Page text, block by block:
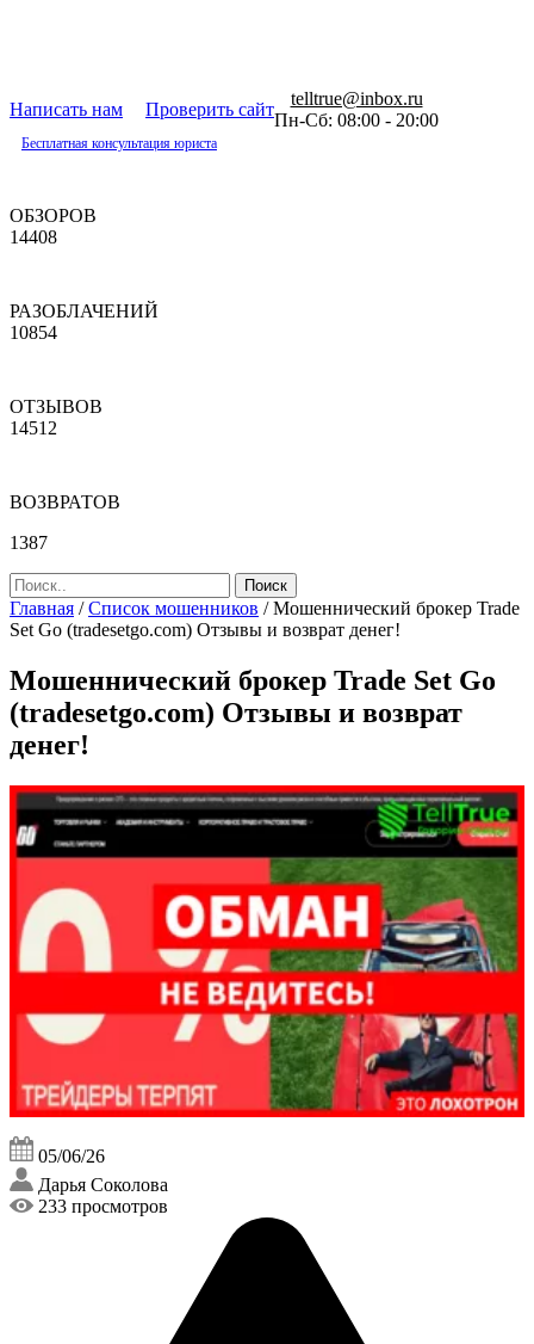
Написать нам Проверить сайт
telltrue@inbox.ru
Пн-Сб: 08:00 - 20:00
Бесплатная консультация юриста
ОБЗОРОВ
14408
РАЗОБЛАЧЕНИЙ
10854
ОТЗЫВОВ
14512
ВОЗВРАТОВ
1387
Главная /Список мошенников /Мошеннический брокер Trade
Set Go (tradesetgo.com) Отзывы и возврат денег!
Мошеннический брокер Trade Set Go
(tradesetgo.com) Отзывы и возврат
денег!
05/06/26
Дарья Соколова
233 просмотров